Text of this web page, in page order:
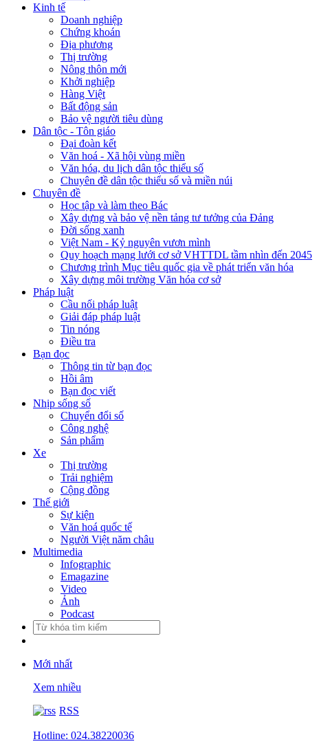
Kinh tế
Doanh nghiệp
Chứng khoán
Địa phương
Thị trường
Nông thôn mới
Khởi nghiệp
Hàng Việt
Bất động sản
Bảo vệ người tiêu dùng
Dân tộc - Tôn giáo
Đại đoàn kết
Văn hoá - Xã hội vùng miền
Văn hóa, du lịch dân tộc thiểu số
Chuyên đề dân tộc thiểu số và miền núi
Chuyên đề
Học tập và làm theo Bác
Xây dựng và bảo vệ nền tảng tư tưởng của Đảng
Đời sống xanh
Việt Nam - Kỷ nguyên vươn mình
Quy hoạch mạng lưới cơ sở VHTTDL tầm nhìn đến 2045
Chương trình Mục tiêu quốc gia về phát triển văn hóa
Xây dựng môi trường Văn hóa cơ sở
Pháp luật
Cầu nối pháp luật
Giải đáp pháp luật
Tin nóng
Điều tra
Bạn đọc
Thông tin từ bạn đọc
Hồi âm
Bạn đọc viết
Nhịp sống số
Chuyển đổi số
Công nghệ
Sản phẩm
Xe
Thị trường
Trải nghiệm
Cộng đồng
Thế giới
Sự kiện
Văn hoá quốc tế
Người Việt năm châu
Multimedia
Infographic
Emagazine
Video
Ảnh
Podcast
Mới nhất
Xem nhiều
RSS
Hotline: 024.38220036